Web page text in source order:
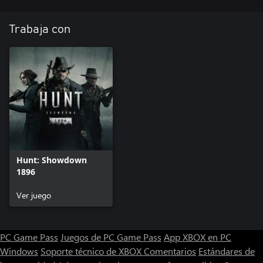
Trabaja con
Hunt: Showdown
1896
Ver juego
PC Game Pass Juegos de PC Game Pass App XBOX en PC
Windows Soporte técnico de XBOXComentarios Estándares de